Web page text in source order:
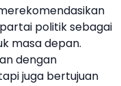
politik sebagai
masa depan.
dengan
juga bertujuan